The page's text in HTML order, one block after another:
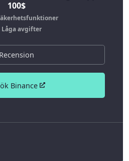
100$
Låga avgifter
Recension
Binance